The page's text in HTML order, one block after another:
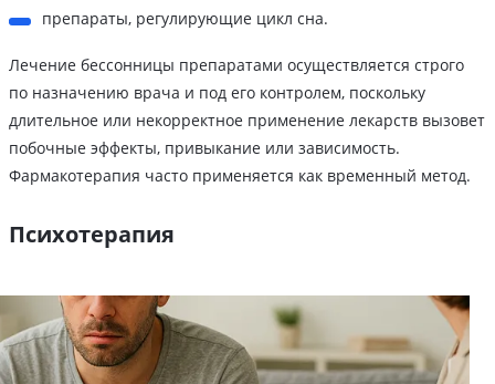
препараты, регулирующие цикл сна.
Лечение бессонницы препаратами осуществляется строго
по назначению врача и под его контролем, поскольку
длительное или некорректное применение лекарств вызовет
побочные эффекты, привыкание или зависимость.
Фармакотерапия часто применяется как временный метод.
Психотерапия